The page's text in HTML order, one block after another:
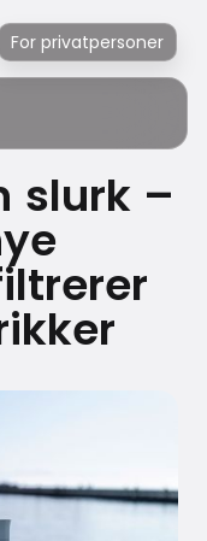
For privatpersoner
slurk –